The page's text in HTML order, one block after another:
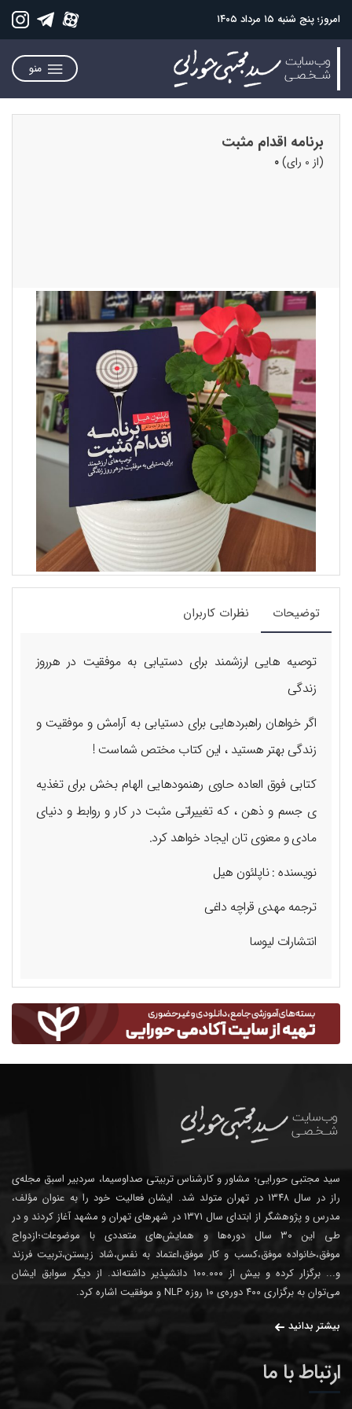
امروز؛ پنج شنبه ۱۵ مرداد ۱۴۰۵
منو
برنامه اقدام مثبت
(از 0 رای) 0
توضیحات نظرات کاربران
توصیه هایی ارزشمند برای دستیابی به موفقیت در هرروز
زندگی
اگر خواهان راهبردهایی برای دستیابی به آرامش و موفقیت و
زندگی بهتر هستید ، این کتاب مختص شماست !
کتابی فوق العاده حاوی رهنمودهایی الهام بخش برای تغذیه
ی جسم و ذهن ، که تغییراتی مثبت در کار و روابط و دنیای
مادی و معنوی تان ایجاد خواهد کرد.
نویسنده : ناپلئون هیل
ترجمه مهدی قراچه داغی
انتشارات لیوسا
سید مجتبی حورایی؛ مشاور و کارشناس تربیتی صداوسیما، سردبیر اسبق مجله‌ی
راز در سال ۱۳۴۸ در تهران متولد شد. ایشان فعالیت خود را به عنوان مؤلف،
مدرس و پژوهشگر از ابتدای سال ۱۳۷۱ در شهرهای تهران و مشهد آغاز کردند و در
طی این ۳۰ سال دوره‌ها و همایش‌های متعددی با موضوعات؛ازدواج
موفق،خانواده موفق،کسب و کار موفق،اعتماد به نفس،شاد زیستن،تربیت فرزند
و... برگزار کرده و بیش از ۱۰۰.۰۰۰ دانشپذیر داشته‌اند. از دیگر سوابق ایشان
می‌توان به برگزاری ۴۰۰ دوره‌ی ۱۰ روزه NLP و موفقیت اشاره کرد.
بیشتر بدانید
ارتباط با ما